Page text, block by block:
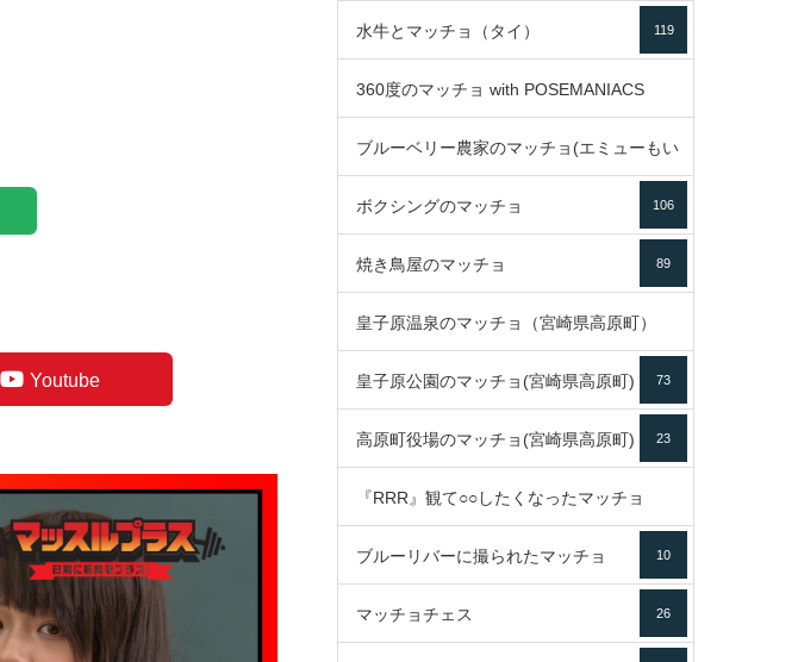
Youtube
水牛とマッチョ（タイ） 119
360度のマッチョ with POSEMANIACS
49
ブルーベリー農家のマッチョ(エミューもい
るよ) 72
ボクシングのマッチョ 106
焼き鳥屋のマッチョ 89
皇子原温泉のマッチョ（宮崎県高原町）
133
皇子原公園のマッチョ(宮崎県高原町) 73
高原町役場のマッチョ(宮崎県高原町) 23
『RRR』観て○○したくなったマッチョ
16
ブルーリバーに撮られたマッチョ 10
マッチョチェス 26